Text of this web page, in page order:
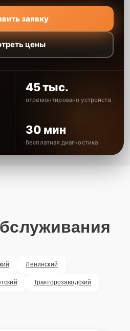
заявку
цены
45 тыс.
отремонтировано устройств
30 мин
бесплатная диагностика
Ленинский
Тракторозаводский